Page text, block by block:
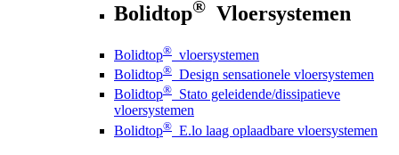
Bolidtop® Vloersystemen
Bolidtop® vloersystemen
Bolidtop® Design sensationele vloersystemen
Bolidtop® Stato geleidende/dissipatieve
vloersystemen
Bolidtop® E.lo laag oplaadbare vloersystemen